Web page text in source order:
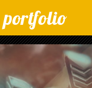
portfolio